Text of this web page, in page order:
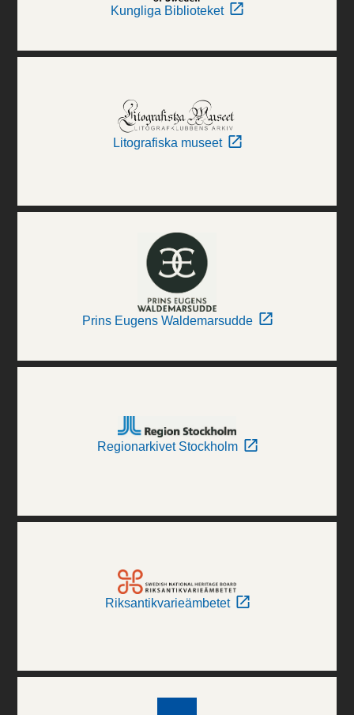
Kungliga Biblioteket
Litografiska museet
Prins Eugens Waldemarsudde
Regionarkivet Stockholm
Riksantikvarieämbetet